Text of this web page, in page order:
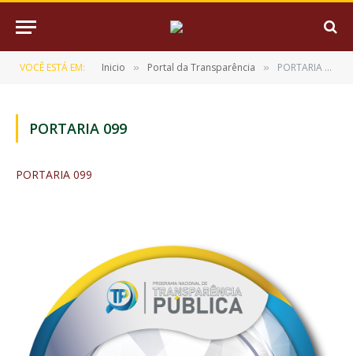
VOCÊ ESTÁ EM: Inicio » Portal da Transparência » PORTARIA 099
PORTARIA 099
PORTARIA 099